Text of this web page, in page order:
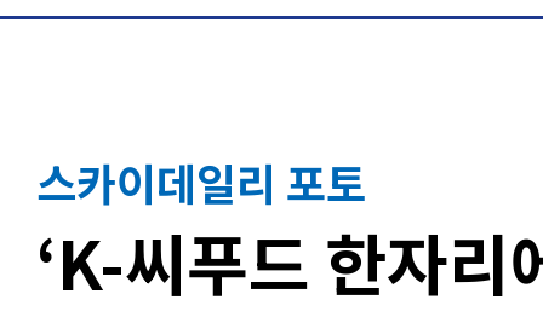
스카이데일리 포토
‘K-씨푸드 한자